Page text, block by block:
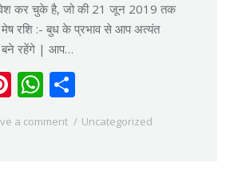
कर चुके है, जो की 21 जून 2019 तक
रशि :- बुध के प्रभाव से आप अत्यंत
बने रहेंगे | आप…
Pinterest
WhatsApp
a comment
Uncategorized